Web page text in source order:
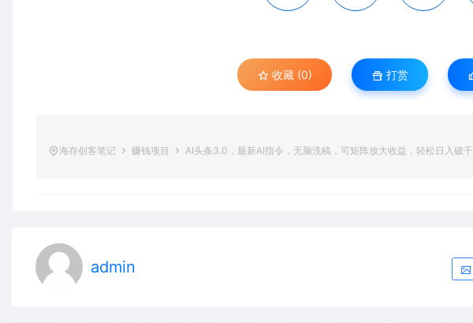
收藏 (0) 打赏
海存创客笔记 赚钱项目 AI头条3.0，最新AI指令，无脑洗稿，可矩阵放大收益，轻松日入破千
admin